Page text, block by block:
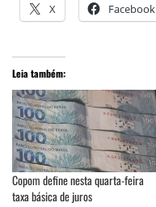
X Facebook
Leia também:
Copom define nesta quarta-feira
taxa básica de juros